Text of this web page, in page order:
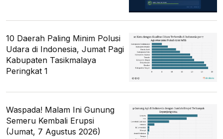
10 Daerah Paling Minim Polusi
Udara di Indonesia, Jumat Pagi
Kabupaten Tasikmalaya
Peringkat 1
Waspada! Malam Ini Gunung
Semeru Kembali Erupsi
(Jumat, 7 Agustus 2026)